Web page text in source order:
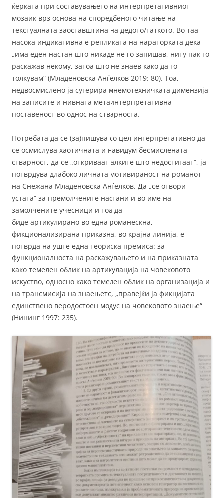
ќерката при составувањето на интерпретативниот
мозаик врз основа на споредбеното читање на
текстуалната заоставштина на дедото/таткото. Во таа
насока индикативна е репликата на нараторката дека
„има еден настан што никаде не го запишав, ниту пак го
раскажав некому, затоа што не знаев како да го
толкувам“ (Младеновска Анѓелков 2019: 80). Тоа,
недвосмислено ја сугерира мнемотехничката димензија
на записите и нивната метаинтерпретативна
поставеност во однос на стварноста.
Потребата да се (за)пишува со цел интерпретативно да
се осмислува хаотичната и навидум бесмислената
стварност, да се „откриваат алките што недостигаат“, ја
потврдува длабоко личната мотивираност на романот
на Снежана Младеновска Анѓелков. Да „се отвори
устата“ за премолчените настани и во име на
замолчените учесници и тоа да
биде артикулирано во една романескна,
фикционализирана приказна, во крајна линија, е
потврда на уште една теориска премиса: за
функционалноста на раскажувањето и на приказната
како темелен облик на артикулација на човековото
искуство, односно како темелен облик на организација и
на трансмисија на знаењето, „правејќи ја фикцијата
единствено веродостоен модус на човековото знаење“
(Нининг 1997: 235).